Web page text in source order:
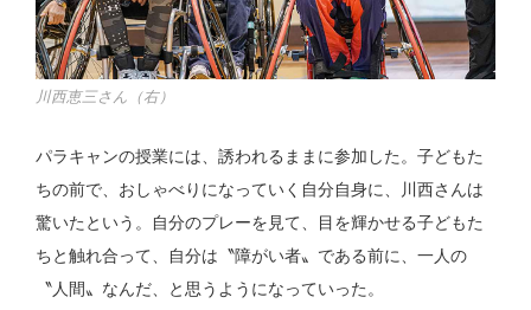
川西恵三さん（右）
パラキャンの授業には、誘われるままに参加した。子どもた
ちの前で、おしゃべりになっていく自分自身に、川西さんは
驚いたという。自分のプレーを見て、目を輝かせる子どもた
ちと触れ合って、自分は〝障がい者〟である前に、一人の
〝人間〟なんだ、と思うようになっていった。